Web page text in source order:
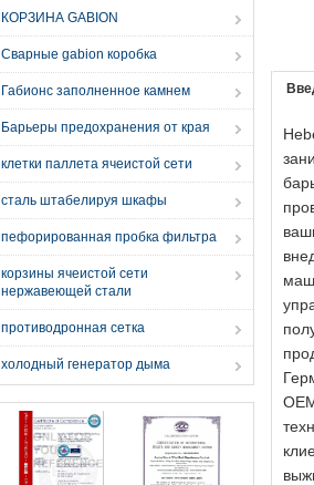
КОРЗИНА GABION
Сварные gabion коробка
Габионс заполненное камнем
Барьеры предохранения от края
клетки паллета ячеистой сети
сталь штабелируя шкафы
пефорированная пробка фильтра
корзины ячеистой сети
нержавеющей стали
противодронная сетка
холодный генератор дыма